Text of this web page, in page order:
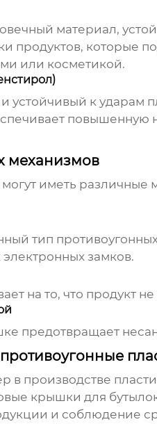
материал,
продуктов, которые
или косметикой.
устойчивый к ударам
повышенную
механизмов
иметь различные
тип
замков.
на то, что продукт
предотвращает
противоугонные
в производстве
крышки для
и соблюдение